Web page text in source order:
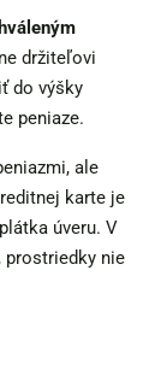
držiteľovi
do výšky
peniaze.
ale
karte je
úveru. V
prostriedky nie